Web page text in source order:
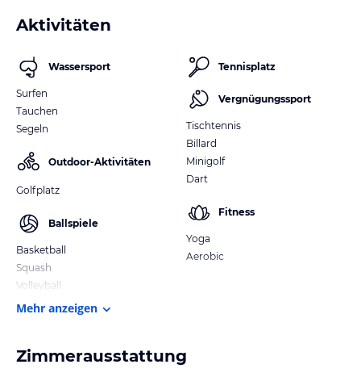
Aktivitäten
Wassersport
Surfen
Tauchen
Segeln
Outdoor-Aktivitäten
Golfplatz
Ballspiele
Basketball
Squash
Volleyball
Tennisplatz
Vergnügungssport
Tischtennis
Billard
Minigolf
Dart
Fitness
Yoga
Aerobic
Mehr anzeigen
Zimmerausstattung